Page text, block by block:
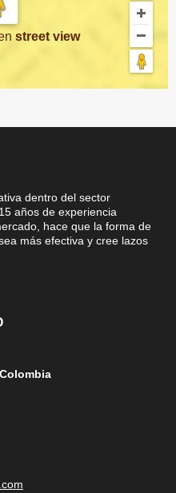
street view
dentro del sector
años de experiencia
hace que la forma de
más efectiva y cree lazos